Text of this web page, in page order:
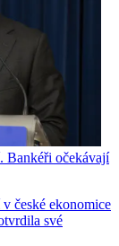
Bankéři očekávají
české ekonomice
své